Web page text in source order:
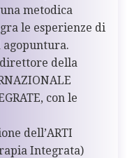
metodica
le esperienze di
agopuntura.
direttore della
con le
dell’ARTI
Integrata)